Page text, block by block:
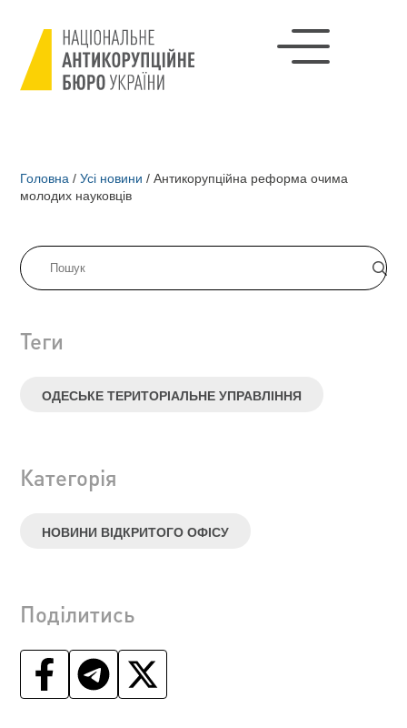
Головна / Усі новини / Антикорупційна реформа очима
молодих науковців
Теги
ОДЕСЬКЕ ТЕРИТОРІАЛЬНЕ УПРАВЛІННЯ
Категорія
НОВИНИ ВІДКРИТОГО ОФІСУ
Поділитись